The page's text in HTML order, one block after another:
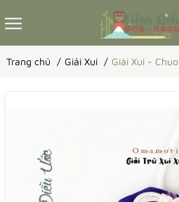
Trang chủ Giải Xui Giải Xui - Chuo